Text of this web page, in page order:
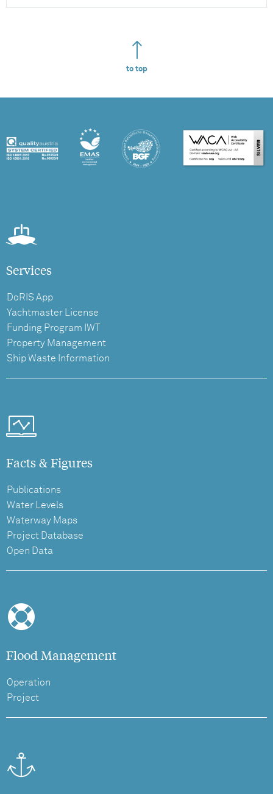
to top
Services
DoRIS App
Yachtmaster License
Funding Program IWT
Property Management
Ship Waste Information
Facts & Figures
Publications
Water Levels
Waterway Maps
Project Database
Open Data
Flood Management
Operation
Project